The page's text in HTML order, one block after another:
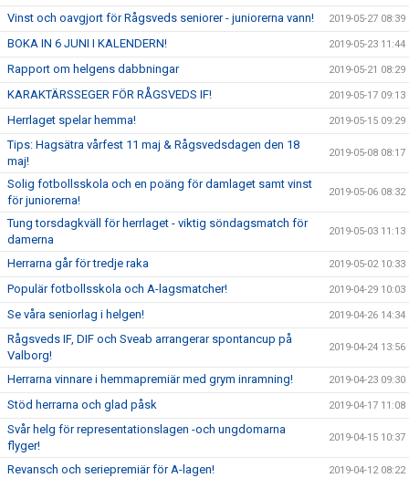
Vinst och oavgjort för Rågsveds seniorer - juniorerna vann! 2019-05-27 08:39
BOKA IN 6 JUNI I KALENDERN! 2019-05-23 11:44
Rapport om helgens dabbningar 2019-05-21 08:29
KARAKTÄRSSEGER FÖR RÅGSVEDS IF! 2019-05-17 09:13
Herrlaget spelar hemma! 2019-05-15 09:29
Tips: Hagsätra vårfest 11 maj & Rågsvedsdagen den 18
maj!
2019-05-08 08:17
Solig fotbollsskola och en poäng för damlaget samt vinst
för juniorerna!
2019-05-06 08:32
Tung torsdagkväll för herrlaget - viktig söndagsmatch för
damerna
2019-05-03 11:13
Herrarna går för tredje raka 2019-05-02 10:33
Populär fotbollsskola och A-lagsmatcher! 2019-04-29 10:03
Se våra seniorlag i helgen! 2019-04-26 14:34
Rågsveds IF, DIF och Sveab arrangerar spontancup på
Valborg!
2019-04-24 13:56
Herrarna vinnare i hemmapremiär med grym inramning! 2019-04-23 09:30
Stöd herrarna och glad påsk 2019-04-17 11:08
Svår helg för representationslagen -och ungdomarna
flyger!
2019-04-15 10:37
Revansch och seriepremiär för A-lagen! 2019-04-12 08:22